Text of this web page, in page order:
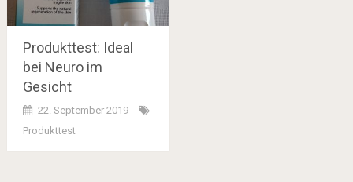
Produkttest: Ideal
bei Neuro im
Gesicht
22. September 2019
Produkttest